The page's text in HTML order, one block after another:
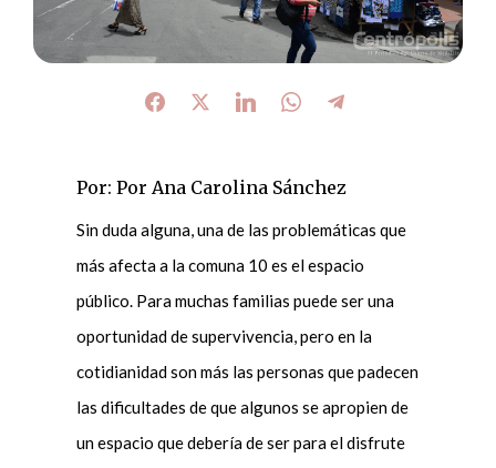
Por: Por Ana Carolina Sánchez
Sin duda alguna, una de las problemáticas que
más afecta a la comuna 10 es el espacio
público. Para muchas familias puede ser una
oportunidad de supervivencia, pero en la
cotidianidad son más las personas que padecen
las dificultades de que algunos se apropien de
un espacio que debería de ser para el disfrute